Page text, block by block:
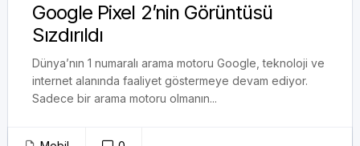
Google Pixel 2’nin Görüntüsü
Sızdırıldı
Dünya’nın 1 numaralı arama motoru Google, teknoloji ve
internet alanında faaliyet göstermeye devam ediyor.
Sadece bir arama motoru olmanın...